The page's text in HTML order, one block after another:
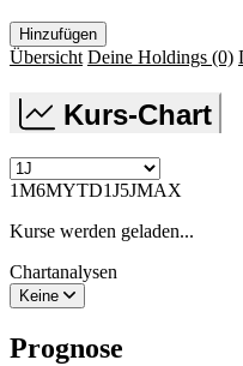
Hinzufügen
Übersicht Deine Holdings (0)
Kurs-Chart
1M6MYTD1J5JMAX
Kurse werden geladen...
Chartanalysen
Keine
Prognose